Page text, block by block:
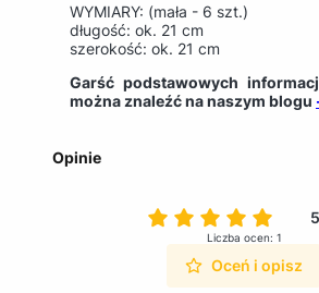
WYMIARY: (mała - 6 szt.)
długość: ok. 21 cm
szerokość: ok. 21 cm
Garść podstawowych
można znaleźć na naszym blogu
Opinie
Liczba ocen: 1
Oceń i opisz